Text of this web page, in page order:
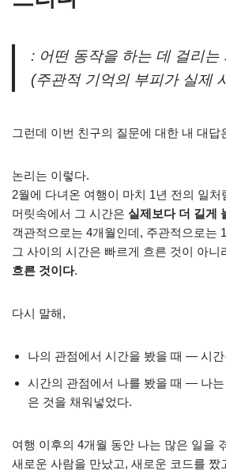
: 어떤 동작을 하는 데 걸리는
(주관적 기억의 부피가 실제
그런데 이번 친구의 질문에 대한 내 대답
논리는 이렇다.
2월에 다녀온 여행이 마치 1년 전의 일처
머릿속에서 그 시간은 실제보다 더 길게
객관적으로는 4개월인데, 주관적으로는
그 사이의 시간은 빠르게 흐른 것이 아니
흐른 것이다.
다시 말해,
나의 관점에서 시간을 봤을 때 — 시
시간의 관점에서 나를 봤을 때 — 나
은 것을 채워넣었다.
여행 이후의 4개월 동안 나는 많은 일을
새로운 사람을 만났고, 새로운 코드를 짰